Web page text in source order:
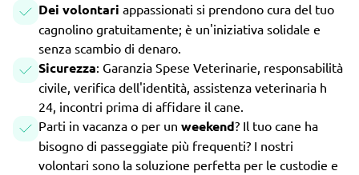
Dei volontari appassionati si prendono cura del tuo
cagnolino gratuitamente; è un'iniziativa solidale e
senza scambio di denaro.
Sicurezza: Garanzia Spese Veterinarie, responsabilità
civile, verifica dell'identità, assistenza veterinaria h
24, incontri prima di affidare il cane.
Parti in vacanza o per un weekend? Il tuo cane ha
bisogno di passeggiate più frequenti? I nostri
volontari sono la soluzione perfetta per le custodie e